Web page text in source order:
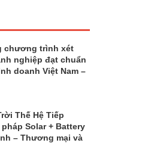
chương trình xét
nghiệp đạt chuẩn
doanh Việt Nam –
Thế Hệ Tiếp
Solar + Battery
– Thương mại và